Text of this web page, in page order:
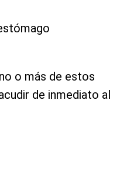
o más de estos
de inmediato al